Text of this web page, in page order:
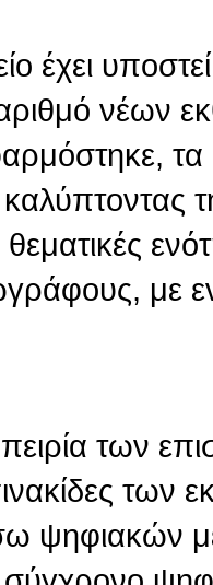
έχει υποστεί
νέων
τα
καλύπτοντας
με
των
των